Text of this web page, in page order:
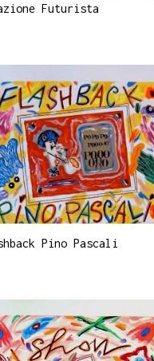
Futurista
Pino Pascali